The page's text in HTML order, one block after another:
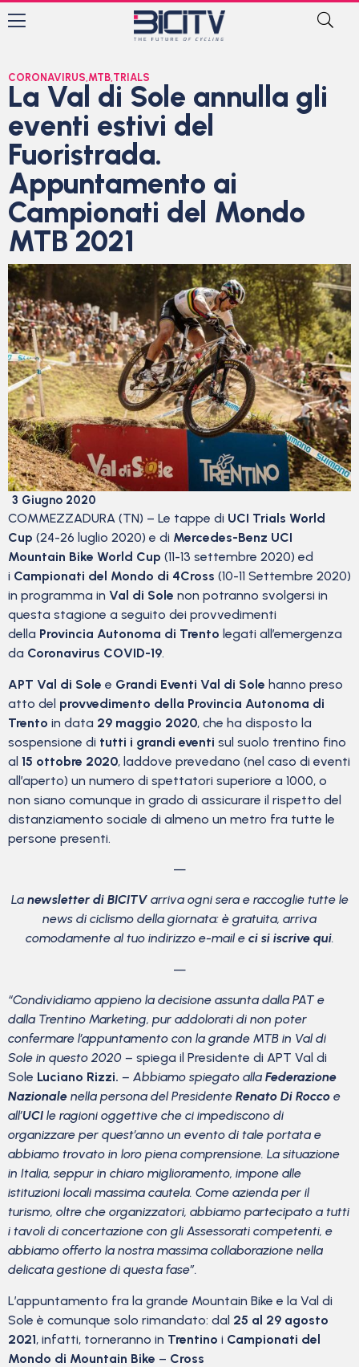
CORONAVIRUS,MTB,TRIALS
La Val di Sole annulla gli
eventi estivi del
Fuoristrada.
Appuntamento ai
Campionati del Mondo
MTB 2021
3 Giugno 2020
COMMEZZADURA (TN) – Le tappe di UCI Trials World
Cup (24-26 luglio 2020) e di Mercedes-Benz UCI
Mountain Bike World Cup (11-13 settembre 2020) ed
i Campionati del Mondo di 4Cross (10-11 Settembre 2020)
in programma in Val di Sole non potranno svolgersi in
questa stagione a seguito dei provvedimenti
della Provincia Autonoma di Trento legati all’emergenza
da Coronavirus COVID-19.
APT Val di Sole e Grandi Eventi Val di Sole hanno preso
atto del provvedimento della Provincia Autonoma di
Trento in data 29 maggio 2020, che ha disposto la
sospensione di tutti i grandi eventi sul suolo trentino fino
al 15 ottobre 2020, laddove prevedano (nel caso di eventi
all’aperto) un numero di spettatori superiore a 1000, o
non siano comunque in grado di assicurare il rispetto del
distanziamento sociale di almeno un metro fra tutte le
persone presenti.
—
La newsletter di BICITVarriva ogni sera e raccoglie tutte le
news di ciclismo della giornata: è gratuita, arriva
comodamente al tuo indirizzo e-mail e ci si iscrive qui.
—
“Condividiamo appieno la decisione assunta dalla PAT e
dalla Trentino Marketing, pur addolorati di non poter
confermare l’appuntamento con la grande MTB in Val di
Sole in questo 2020 – spiega il Presidente di APT Val di
Sole Luciano Rizzi. – Abbiamo spiegato alla Federazione
Nazionale nella persona del Presidente Renato Di Rocco e
all’UCI le ragioni oggettive che ci impediscono di
organizzare per quest’anno un evento di tale portata e
abbiamo trovato in loro piena comprensione. La situazione
in Italia, seppur in chiaro miglioramento, impone alle
istituzioni locali massima cautela. Come azienda per il
turismo, oltre che organizzatori, abbiamo partecipato a tutti
i tavoli di concertazione con gli Assessorati competenti, e
abbiamo offerto la nostra massima collaborazione nella
delicata gestione di questa fase”.
L’appuntamento fra la grande Mountain Bike e la Val di
Sole è comunque solo rimandato: dal 25 al 29 agosto
2021, infatti, torneranno in Trentino i Campionati del
Mondo di Mountain Bike – Cross